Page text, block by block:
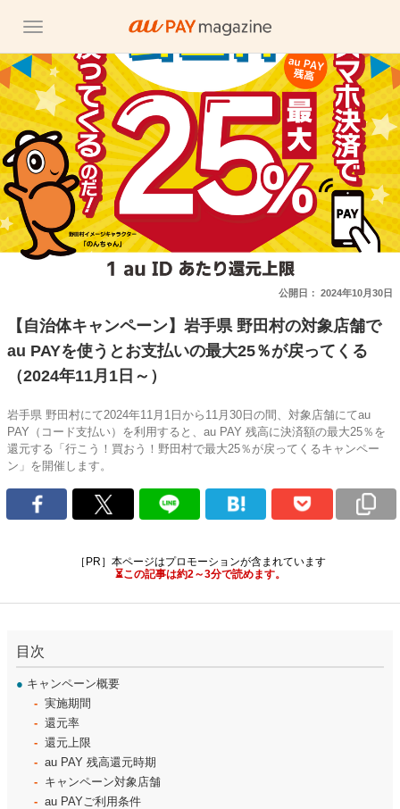
公開日： 2024年10月30日
【自治体キャンペーン】岩手県 野田村の対象店舗で
au PAYを使うとお支払いの最大25％が戻ってくる
（2024年11月1日～）
岩手県 野田村にて2024年11月1日から11月30日の間、対象店舗にてau
PAY（コード支払い）を利用すると、au PAY 残高に決済額の最大25％を
還元する「行こう！買おう！野田村で最大25％が戻ってくるキャンペー
ン」を開催します。
［PR］本ページはプロモーションが含まれています
⏳この記事は約2～3分で読めます。
目次
● キャンペーン概要
実施期間
還元率
還元上限
au PAY 残高還元時期
キャンペーン対象店舗
au PAYご利用条件